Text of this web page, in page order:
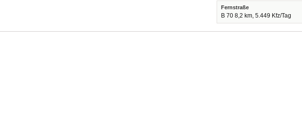
Fernstraße
B 70 8,2 km, 5.449 Kfz/Tag